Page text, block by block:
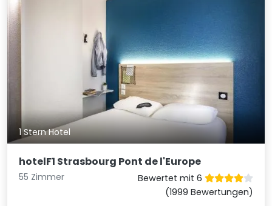
1 Stern Hotel
hotelF1 Strasbourg Pont de l'Europe
55 Zimmer
Bewertet mit 6
(1999 Bewertungen)